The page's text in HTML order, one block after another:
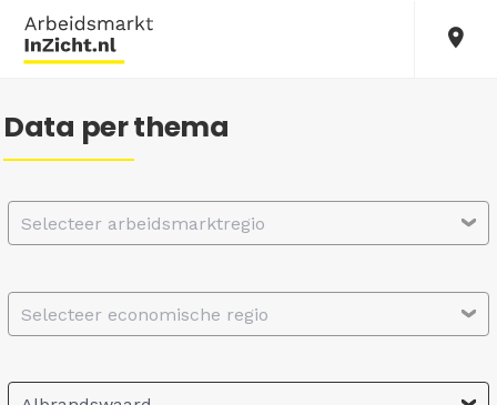
Data per thema
Selecteer arbeidsmarktregio
Selecteer economische regio